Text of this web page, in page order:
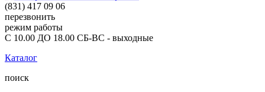
(831) 417 09 06
перезвонить
режим работы
С 10.00 ДО 18.00 СБ-ВС - выходные
Каталог
поиск